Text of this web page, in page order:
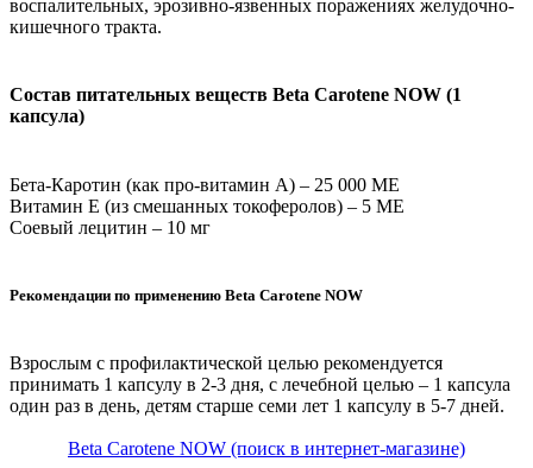
воспалительных, эрозивно-язвенных поражениях желудочно-
кишечного тракта.
Состав питательных веществ Beta Carotene NOW (1
капсула)
Бета-Каротин (как про-витамин А) – 25 000 МЕ
Витамин Е (из смешанных токоферолов) – 5 МЕ
Соевый лецитин – 10 мг
Рекомендации по применению Beta Carotene NOW
Взрослым с профилактической целью рекомендуется
принимать 1 капсулу в 2-3 дня, с лечебной целью – 1 капсула
один раз в день, детям старше семи лет 1 капсулу в 5-7 дней.
Beta Carotene NOW (поиск в интернет-магазине)